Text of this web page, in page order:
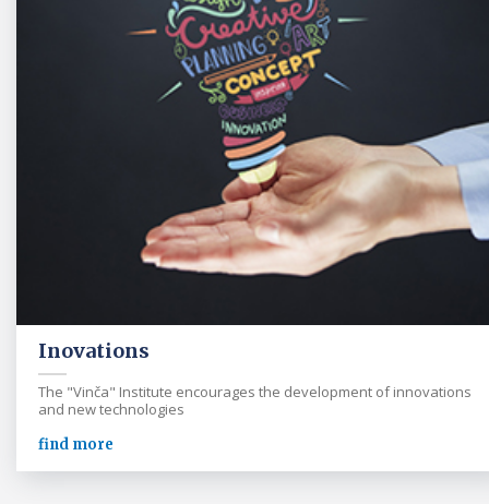
Inovations
The "Vinča" Institute encourages the development of innovations
and new technologies
find more